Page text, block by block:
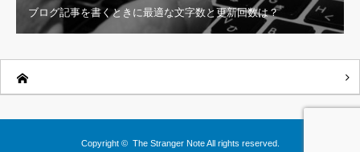
ブログ記事を書くときに最適な文字数と更新回数は？
Copyright © The Stranger NoteAll rights reserved.